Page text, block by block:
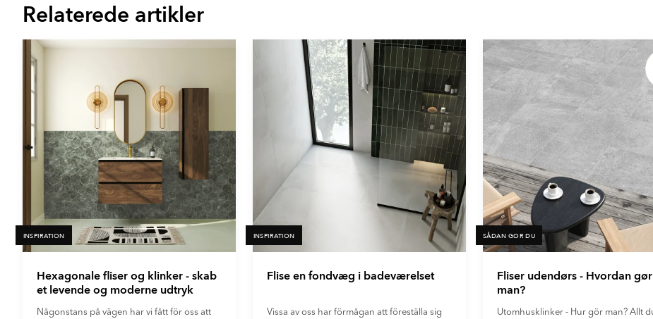
Item
1
Relaterede artikler
INSPIRATION
Hexagonale fliser og klinker - skab
et levende og moderne udtryk
Någonstans på vägen har vi fått för oss att
INSPIRATION
Flise en fondvæg i badeværelset
Vissa av oss har förmågan att föreställa sig
SÅDAN GØR DU
Fliser udendørs - Hvordan gør
man?
Utomhusklinker - Hur gör man? Allt